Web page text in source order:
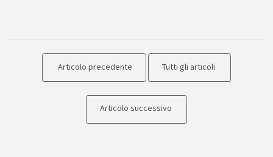
Articolo precedente Tutti gli articoli
Articolo successivo